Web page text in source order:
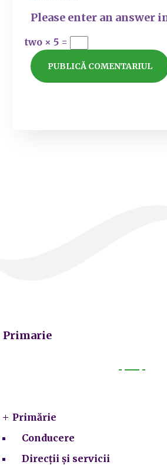
Please enter an answer
two × 5 =
Primarie
Primărie
Conducere
Direcții și servicii